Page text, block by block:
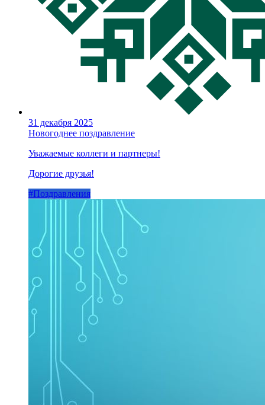
31 декабря 2025
Новогоднее поздравление
Уважаемые коллеги и партнеры!
Дорогие друзья!
#Поздравления